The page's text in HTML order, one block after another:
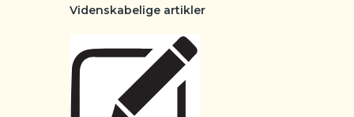
Videnskabelige artikler